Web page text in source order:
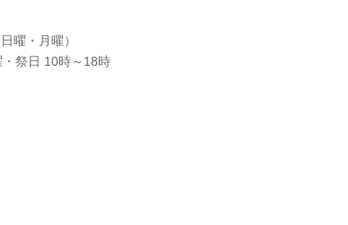
曜・月曜）
祭日 10時～18時